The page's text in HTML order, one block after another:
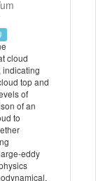
cloud
indicating
top and
of
of an
to